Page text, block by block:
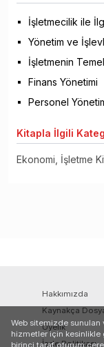
İşletmecilik ile
Yönetim ve
İşletmenin
Finans Yönetimi
Personel
Kitapla İlgili
Ekonomi, İşletme
Hakkımızda
Kaynakça
Üyelik
İade Politikası
Web sitemizde sunulan
hizmetler için kesinlikle
birinci taraf oturum